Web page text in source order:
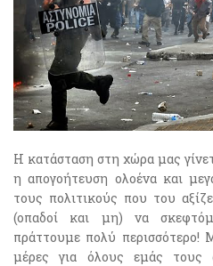
Η κατάσταση στη χώρα μας
η απογοήτευση ολοένα και
τους πολιτικούς που του
(οπαδοί και μη) να
πράττουμε πολύ περισσότερο!
μέρες για όλους εμάς τους